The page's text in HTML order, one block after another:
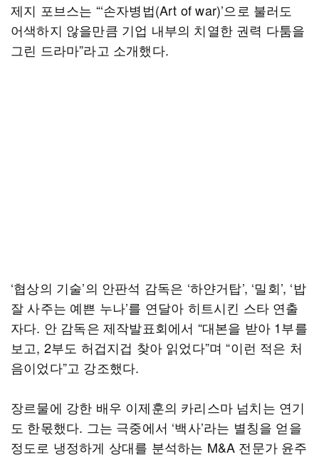
제지 포브스는 “‘손자병법(Art of war)’으로 불러도
어색하지 않을만큼 기업 내부의 치열한 권력 다툼을
그린 드라마”라고 소개했다.
‘협상의 기술’의 안판석 감독은 ‘하얀거탑’, ‘밀회’, ‘밥
잘 사주는 예쁜 누나’를 연달아 히트시킨 스타 연출
자다. 안 감독은 제작발표회에서 “대본을 받아 1부를
보고, 2부도 허겁지겁 찾아 읽었다”며 “이런 적은 처
음이었다”고 강조했다.
장르물에 강한 배우 이제훈의 카리스마 넘치는 연기
도 한몫했다. 그는 극중에서 ‘백사’라는 별칭을 얻을
정도로 냉정하게 상대를 분석하는 M&A 전문가 윤주